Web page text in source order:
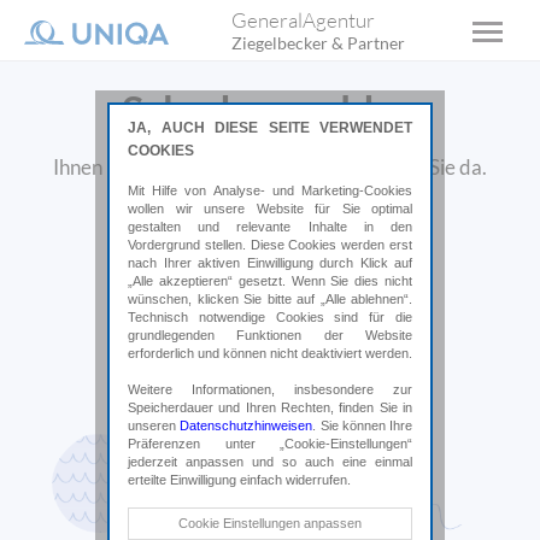
GeneralAgentur
Ziegelbecker & Partner
Schaden melden
Ihnen ist ein Schaden passiert? Wir sind für Sie da.
JA, AUCH DIESE SEITE VERWENDET
COOKIES
Mit Hilfe von Analyse- und Marketing-Cookies
wollen wir unsere Website für Sie optimal
gestalten und relevante Inhalte in den
Vordergrund stellen. Diese Cookies werden erst
nach Ihrer aktiven Einwilligung durch Klick auf
„Alle akzeptieren“ gesetzt. Wenn Sie dies nicht
wünschen, klicken Sie bitte auf „Alle ablehnen“.
Technisch notwendige Cookies sind für die
grundlegenden Funktionen der Website
erforderlich und können nicht deaktiviert werden.
Weitere Informationen, insbesondere zur
Speicherdauer und Ihren Rechten, finden Sie in
unserenDatenschutzhinweisen . Sie können Ihre
Präferenzen unter „Cookie-Einstellungen“
jederzeit anpassen und so auch eine einmal
erteilte Einwilligung einfach widerrufen.
Technische Cookies
Cookie Einstellungen anpassen